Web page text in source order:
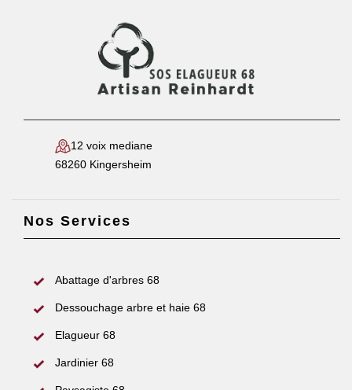
12 voix mediane
68260 Kingersheim
Nos Services
Abattage d'arbres 68
Dessouchage arbre et haie 68
Elagueur 68
Jardinier 68